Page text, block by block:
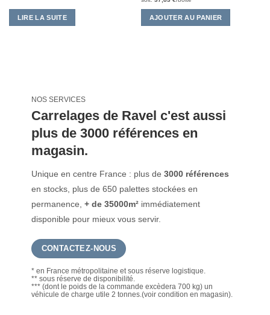
LIRE LA SUITE AJOUTER AU PANIER
NOS SERVICES
Carrelages de Ravel c'est aussi
plus de 3000 références en
magasin.
Unique en centre France : plus de3000 références
en stocks, plus de 650 palettes stockées en
permanence,+ de 35000m² immédiatement
disponible pour mieux vous servir.
CONTACTEZ-NOUS
* en France métropolitaine et sous réserve logistique.
** sous réserve de disponibilité.
*** (dont le poids de la commande excèdera 700 kg) un
véhicule de charge utile 2 tonnes.(voir condition en magasin).